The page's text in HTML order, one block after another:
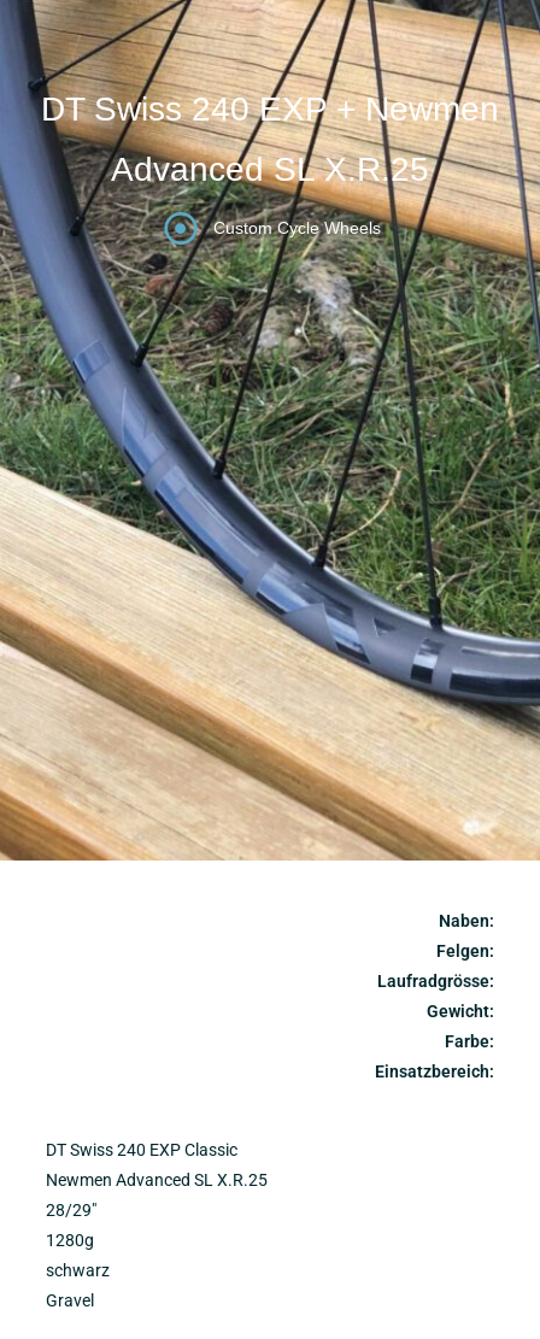
DT Swiss 240 EXP + Newmen
Advanced SL X.R.25
Custom Cycle Wheels
Naben:
Felgen:
Laufradgrösse:
Gewicht:
Farbe:
Einsatzbereich:
DT Swiss 240 EXP Classic
Newmen Advanced SL X.R.25
28/29″
1280g
schwarz
Gravel